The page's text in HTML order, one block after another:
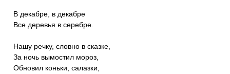
В декабре, в декабре
Все деревья в серебре.
Нашу речку, словно в сказке,
За ночь вымостил мороз,
Обновил коньки, салазки,